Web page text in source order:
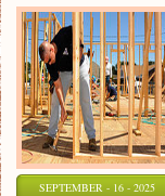
SEPTEMBER - 16 - 2025